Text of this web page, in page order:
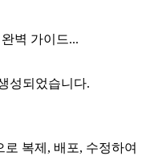
벽 가이드...
성되었습니다.
복제, 배포, 수정하여